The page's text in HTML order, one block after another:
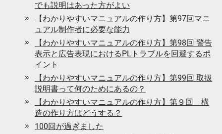
でも説明はあった方がよい
【わかりやすいマニュアルの作り方】第97回マニ
ュアル制作者に必要な能力
【わかりやすいマニュアルの作り方】第98回 警告
表示と広告表現におけるPLトラブルを回避するポ
イント
【わかりやすいマニュアルの作り方】第99回 取扱
説明書って何のためにあるの？
【わかりやすいマニュアルの作り方】第９回 構
造の作り方はどうする？
100回が過ぎました